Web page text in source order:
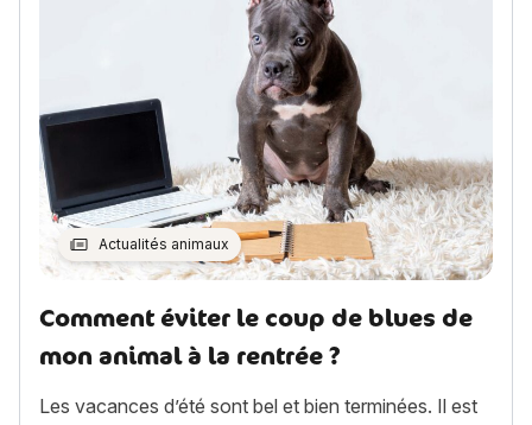
Actualités animaux
Comment éviter le coup de blues de
mon animal à la rentrée ?
Les vacances d’été sont bel et bien terminées. Il est